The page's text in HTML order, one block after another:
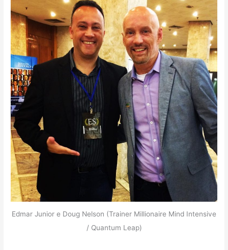
Edmar Junior e Doug Nelson (Trainer Millionaire Mind Intensive
/ Quantum Leap)